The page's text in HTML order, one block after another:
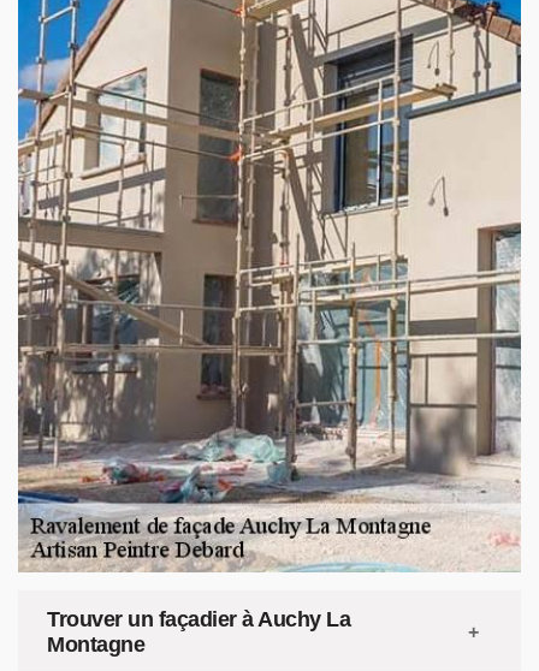
Trouver un façadier à Auchy La
Montagne